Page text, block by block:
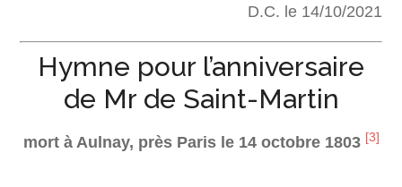
D.C. le 14/10/2021
Hymne pour l’anniversaire
de Mr de Saint-Martin
mort à Aulnay, près Paris le 14 octobre 1803 [3]